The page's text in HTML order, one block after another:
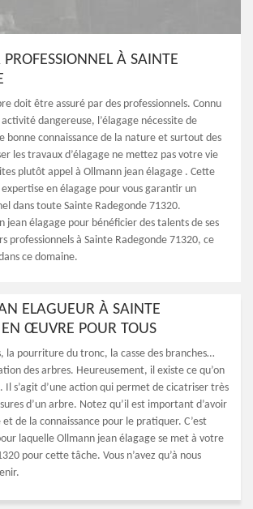
PROFESSIONNEL À SAINTE
doit être assuré par des professionnels. Connu
dangereuse, l’élagage nécessite de
bonne connaissance de la nature et surtout des
les travaux d’élagage ne mettez pas votre vie
plutôt appel à Ollmann jean élagage . Cette
en élagage pour vous garantir un
dans toute Sainte Radegonde 71320.
jean élagage pour bénéficier des talents de ses
professionnels à Sainte Radegonde 71320, ce
ce domaine.
ELAGUEUR À SAINTE
ŒUVRE POUR TOUS
la pourriture du tronc, la casse des branches…
des arbres. Heureusement, il existe ce qu’on
Il s’agit d’une action qui permet de cicatriser très
d’un arbre. Notez qu’il est important d’avoir
de la connaissance pour le pratiquer. C’est
laquelle Ollmann jean élagage se met à votre
pour cette tâche. Vous n’avez qu’à nous